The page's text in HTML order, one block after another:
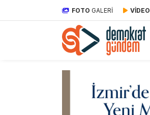
FOTO GALERİ VİDEO